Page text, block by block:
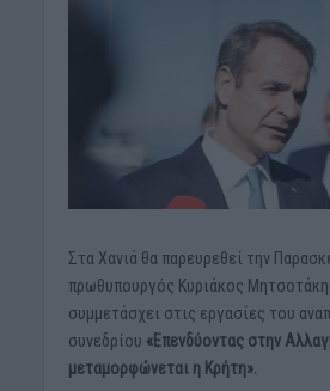
Στα Χανιά θα παρευρεθεί την
πρωθυπουργός Κυριάκος
συμμετάσχει στις εργασίες του
συνεδρίου «Επενδύοντας στην
μεταμορφώνεται η Κρήτη».